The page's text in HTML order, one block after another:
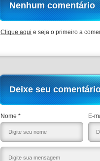
Nenhum comentário
Clique aqui e seja o primeiro a
Deixe seu
Nome * E-